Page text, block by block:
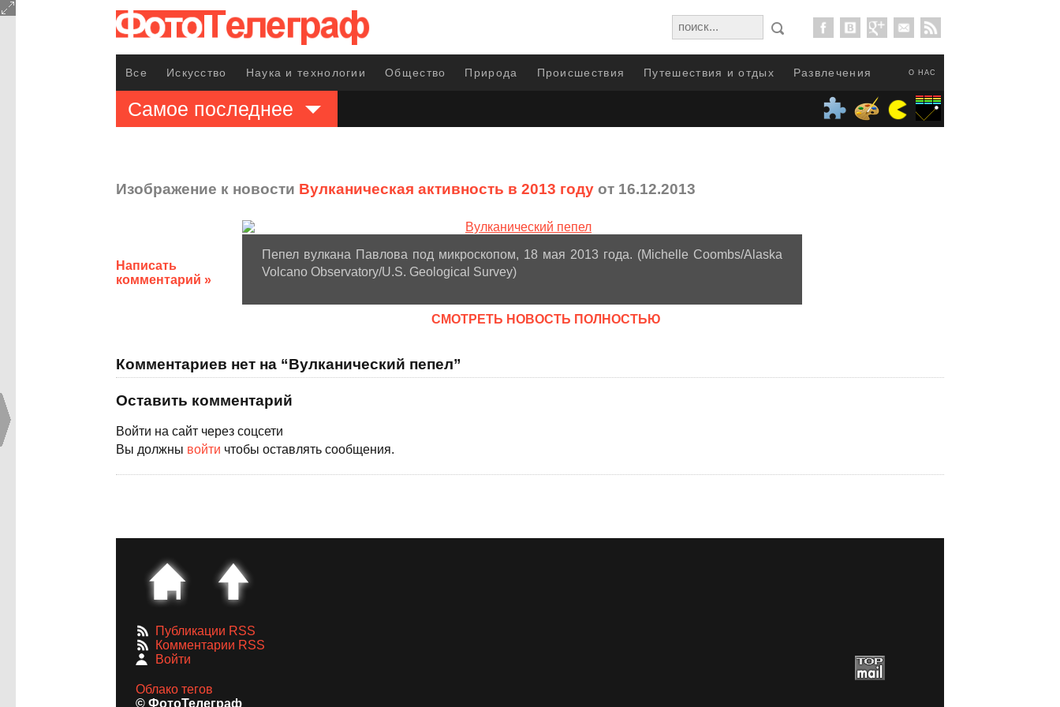
О НАС
Все Искусство Наука и технологии Общество Природа Происшествия Путешествия и отдых Развлечения
Самое последнее
Изображение к новости Вулканическая активность в 2013 году от 16.12.2013
Написать
комментарий »
Пепел вулкана Павлова под микроскопом, 18 мая 2013 года. (Michelle Coombs/Alaska
Volcano Observatory/U.S. Geological Survey)
CМОТРЕТЬ НОВОСТЬ ПОЛНОСТЬЮ
Комментариев нет на “Вулканический пепел”
Оставить комментарий
Войти на сайт через соцсети
Вы должны войти чтобы оставлять сообщения.
Публикации RSS
Комментарии RSS
Войти
Облако тегов
© ФотоТелеграф